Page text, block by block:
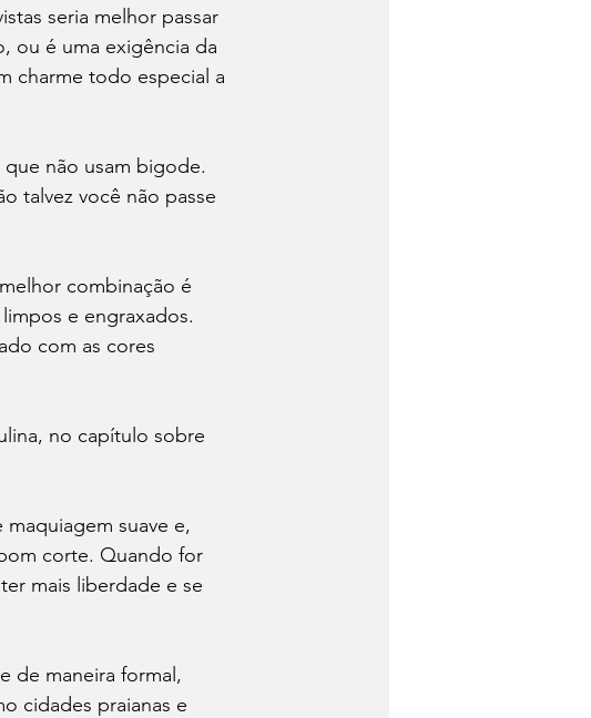
seria melhor passar
ou é uma exigência da
charme todo especial a
não usam bigode.
talvez você não passe
combinação é
e engraxados.
com as cores
no capítulo sobre
suave e,
corte. Quando for
mais liberdade e se
de maneira formal,
cidades praianas e